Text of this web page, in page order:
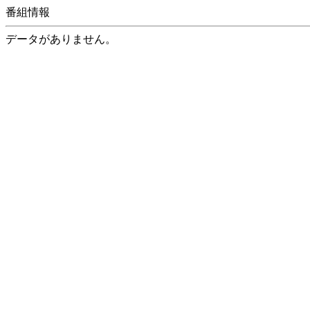
番組情報
データがありません。